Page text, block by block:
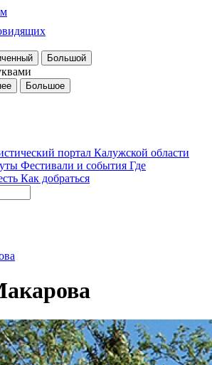
Большой
Большое
Фестивали и события Где
Как добраться